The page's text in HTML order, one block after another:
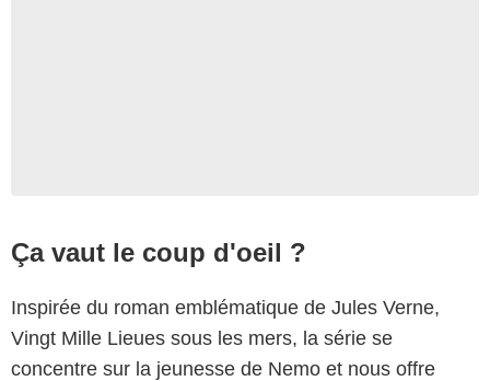
Ça vaut le coup d'oeil ?
Inspirée du roman emblématique de Jules Verne,
Vingt Mille Lieues sous les mers, la série se
concentre sur la jeunesse de Nemo et nous offre